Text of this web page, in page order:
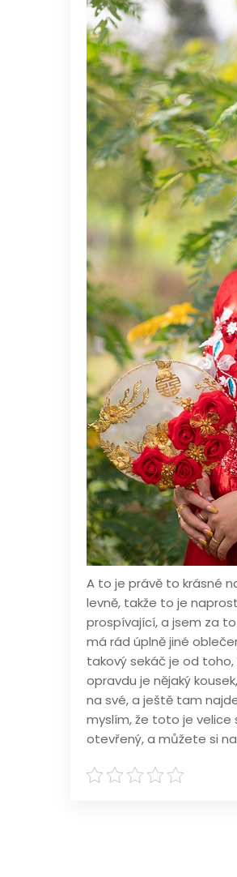
A to je právě to krásné
levně, takže to je
prospívající, a jsem za
má rád úplně jiné
takový sekáč je od
opravdu je nějaký
na své, a ještě tam
myslím, že toto je velice
otevřený, a můžete si